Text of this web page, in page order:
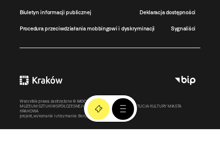
Biuletyn informacji publicznej Deklaracja dostępności
Procedura przeciwdziałania mobbingowi i dyskryminacji Sygnaliści
Wszystkie prawa zastrzeżone © MOCAK2011-2026
MUZEUM SZTUKI WSPÓŁCZESNEJ W KRAKOWIE MOCAK – INSTYTUCJA KULTURY MIASTA
KRAKOWA
projekt, wykonanie i utrzymanie: Bonjour.pl